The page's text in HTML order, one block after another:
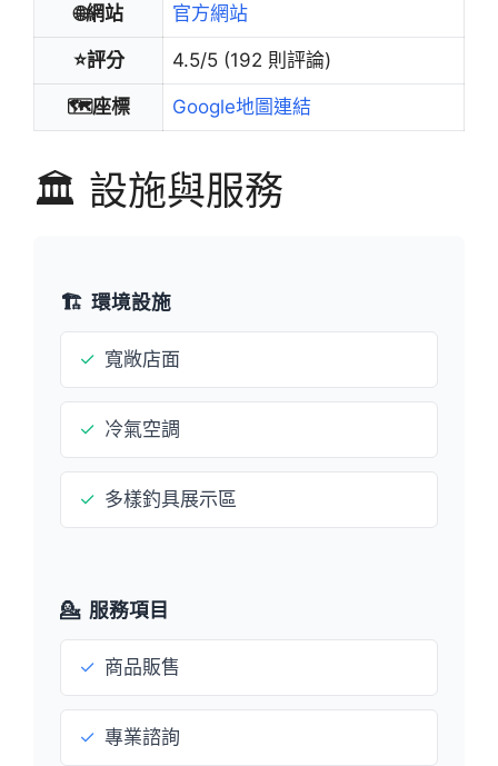
🌐網站 官方網站
⭐評分 4.5/5 (192 則評論)
🗺️座標 Google地圖連結
🏛️ 設施與服務
🏗️ 環境設施
✓ 寬敞店面
✓ 冷氣空調
✓ 多樣釣具展示區
💁 服務項目
✓ 商品販售
✓ 專業諮詢